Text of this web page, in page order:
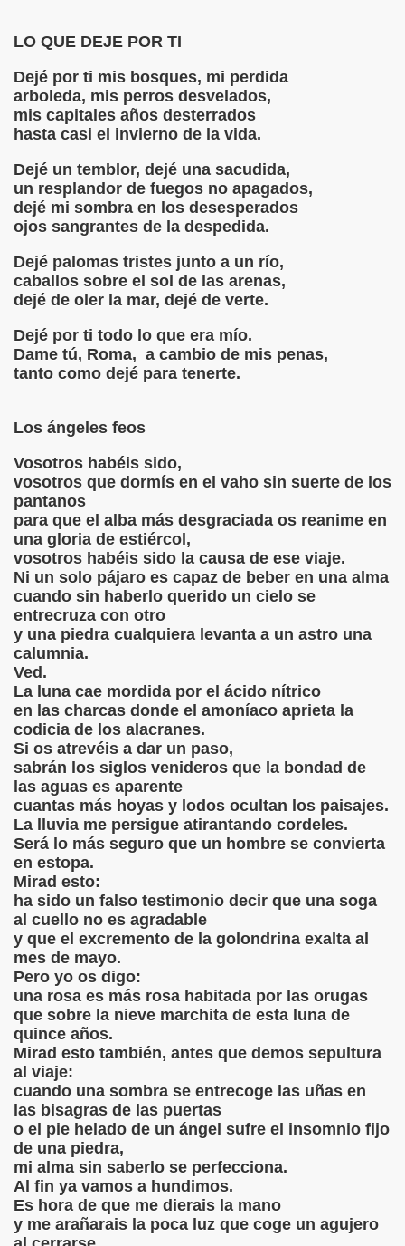
LO QUE DEJE POR TI
Dejé por ti mis bosques, mi perdida
arboleda, mis perros desvelados,
mis capitales años desterrados
hasta casi el invierno de la vida.
Dejé un temblor, dejé una sacudida,
un resplandor de fuegos no apagados,
dejé mi sombra en los desesperados
ojos sangrantes de la despedida.
Dejé palomas tristes junto a un río,
caballos sobre el sol de las arenas,
dejé de oler la mar, dejé de verte.
Dejé por ti todo lo que era mío.
Dame tú, Roma, a cambio de mis penas,
tanto como dejé para tenerte.
Los ángeles feos
Vosotros habéis sido,
vosotros que dormís en el vaho sin suerte de los
pantanos
para que el alba más desgraciada os reanime en
una gloria de estiércol,
vosotros habéis sido la causa de ese viaje.
Ni un solo pájaro es capaz de beber en una alma
cuando sin haberlo querido un cielo se
entrecruza con otro
y una piedra cualquiera levanta a un astro una
calumnia.
Ved.
La luna cae mordida por el ácido nítrico
en las charcas donde el amoníaco aprieta la
codicia de los alacranes.
Si os atrevéis a dar un paso,
sabrán los siglos venideros que la bondad de
las aguas es aparente
cuantas más hoyas y lodos ocultan los paisajes.
La lluvia me persigue atirantando cordeles.
Será lo más seguro que un hombre se convierta
en estopa.
Mirad esto:
ha sido un falso testimonio decir que una soga
al cuello no es agradable
y que el excremento de la golondrina exalta al
mes de mayo.
Pero yo os digo:
una rosa es más rosa habitada por las orugas
que sobre la nieve marchita de esta luna de
quince años.
Mirad esto también, antes que demos sepultura
al viaje:
cuando una sombra se entrecoge las uñas en
las bisagras de las puertas
o el pie helado de un ángel sufre el insomnio fijo
de una piedra,
mi alma sin saberlo se perfecciona.
Al fin ya vamos a hundimos.
Es hora de que me dierais la mano
y me arañarais la poca luz que coge un agujero
CANTO II
CANTO III
CANTO 1
por MARIO BENEDETTI
Luis Borges
Jorge Luis Borges
Borges
Borges
Borges
Luis Borges
Luis Borges